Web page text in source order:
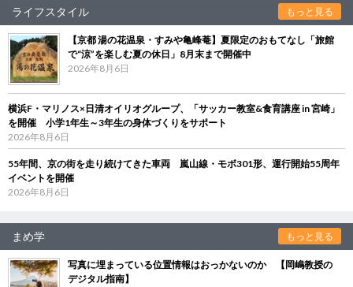
ライフスタイル もっと見る
【京都 湯の花温泉・すみや亀峰菴】夏限定のおもてなし「旅館
で“涼”を楽しむ夏の休日」8月末まで開催中
2026年8月6日
横浜F・マリノス×日清オイリオグループ、「サッカー教室&食育講座 in 宮崎」
を開催 小学1年生～3年生の身体づくりをサポート
2026年8月6日
55年間、京の街を走り続けてきた車両 嵐山線・モボ301形、運行開始55周年
イベントを開催
2026年8月6日
まめ学 もっと見る
写真に埋まっている位置情報はおっかないのか 【岡嶋教授の
デジタル指南】